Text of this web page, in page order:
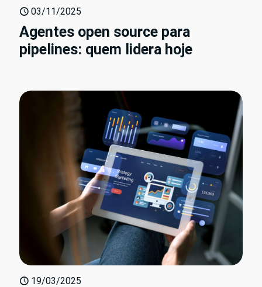
03/11/2025
Agentes open source para
pipelines: quem lidera hoje
19/03/2025